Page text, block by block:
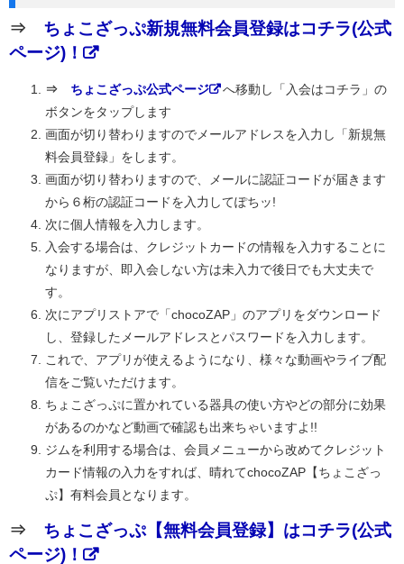
⇒ ちょこざっぷ新規無料会員登録はコチラ(公式
ページ)！
⇒ ちょこざっぷ公式ページ
へ移動し「入会はコチラ」の
ボタンをタップします
画面が切り替わりますのでメールアドレスを入力し「新規無
料会員登録」をします。
画面が切り替わりますので、メールに認証コードが届きます
から６桁の認証コードを入力してぽちッ!
次に個人情報を入力します。
入会する場合は、クレジットカードの情報を入力することに
なりますが、即入会しない方は未入力で後日でも大丈夫で
す。
次にアプリストアで「chocoZAP」のアプリをダウンロード
し、登録したメールアドレスとパスワードを入力します。
これで、アプリが使えるようになり、様々な動画やライブ配
信をご覧いただけます。
ちょこざっぷに置かれている器具の使い方やどの部分に効果
があるのかなど動画で確認も出来ちゃいますよ!!
ジムを利用する場合は、会員メニューから改めてクレジット
カード情報の入力をすれば、晴れてchocoZAP【ちょこざっ
ぷ】有料会員となります。
⇒ ちょこざっぷ【無料会員登録】はコチラ(公式
ページ)！